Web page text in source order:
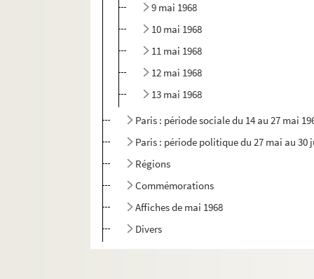
9 mai 1968
10 mai 1968
11 mai 1968
12 mai 1968
13 mai 1968
Paris : période sociale du 14 au 27 mai
Paris : période politique du 27 mai au 30
Régions
Commémorations
Affiches de mai 1968
Divers